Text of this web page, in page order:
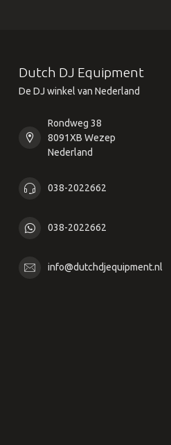
Dutch DJ Equipment
De DJ winkel van Nederland
Rondweg 38
8091XB Wezep
Nederland
038-2022662
038-2022662
info@dutchdjequipment.nl